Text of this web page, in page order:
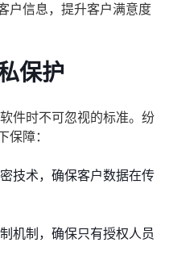
户信息，提升客户满意度
保护
件时不可忽视的标准。纷
障：
技术，确保客户数据在传
机制，确保只有授权人员